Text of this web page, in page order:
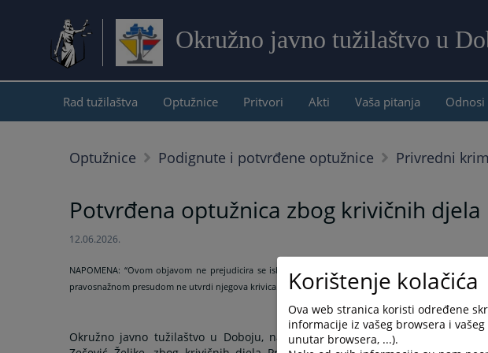
Okružno javno tužilaštvo u
Rad tužilaštva Optužnice Pritvori Akti Vaša pitanja Odnosi
Optužnice Podignute i potvrđene optužnice Privredni
Potvrđena optužnica zbog krivičnih
12.06.2026.
NAPOMENA: “Ovom objavom ne prejudicira se ishod krivičnog postupka i ne narušava princip
pravosnažnom presudom ne utvrdi njegova krivica.”
Okružno javno tužilaštvo u Doboju, nakon sprovedene istrage, dana
Korištenje kolačića
Ova web stranica koristi određene
informacije iz vašeg browsera i
unutar browsera, ...).